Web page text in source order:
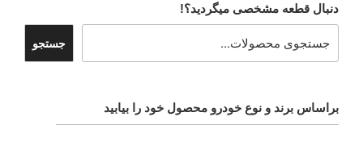
دنبال قطعه مشخصی میگردید؟!
جستجو
براساس برند و نوع خودرو محصول خود را بیابید